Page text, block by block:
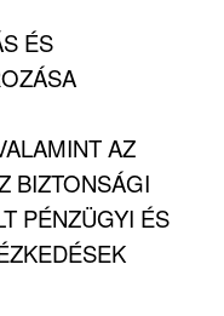
ÉS
AZ
BIZTONSÁGI
PÉNZÜGYI ÉS